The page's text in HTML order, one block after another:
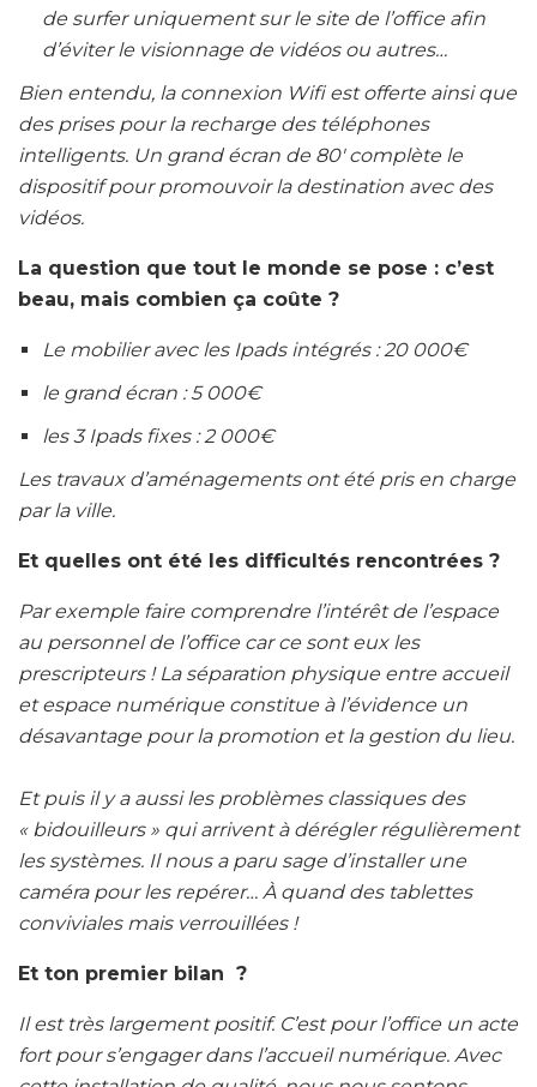
de surfer uniquement sur le site de l’office afin
d’éviter le visionnage de vidéos ou autres…
Bien entendu, la connexion Wifi est offerte ainsi que
des prises pour la recharge des téléphones
intelligents. Un grand écran de 80′ complète le
dispositif pour promouvoir la destination avec des
vidéos.
La question que tout le monde se pose : c’est
beau, mais combien ça coûte ?
Le mobilier avec les Ipads intégrés : 20 000€
le grand écran : 5 000€
les 3 Ipads fixes : 2 000€
Les travaux d’aménagements ont été pris en charge
par la ville.
Et quelles ont été les difficultés rencontrées ?
Par exemple faire comprendre l’intérêt de l’espace
au personnel de l’office car ce sont eux les
prescripteurs ! La séparation physique entre accueil
et espace numérique constitue à l’évidence un
désavantage pour la promotion et la gestion du lieu.
Et puis il y a aussi les problèmes classiques des
« bidouilleurs » qui arrivent à dérégler régulièrement
les systèmes. Il nous a paru sage d’installer une
caméra pour les repérer… À quand des tablettes
conviviales mais verrouillées !
Et ton premier bilan ?
Il est très largement positif. C’est pour l’office un acte
fort pour s’engager dans l’accueil numérique. Avec